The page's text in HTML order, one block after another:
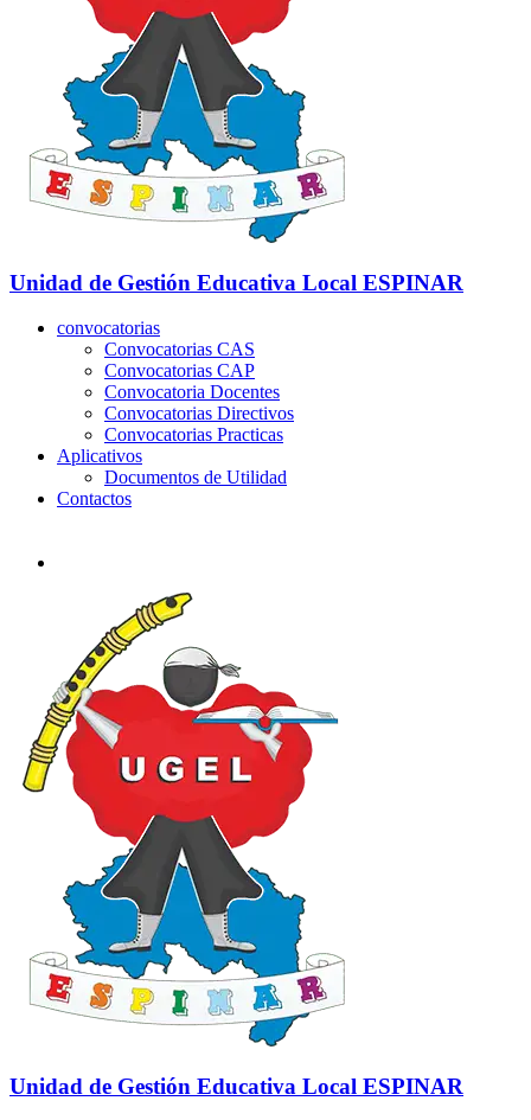
Unidad de Gestión Educativa Local ESPINAR
convocatorias
Convocatorias CAS
Convocatorias CAP
Convocatoria Docentes
Convocatorias Directivos
Convocatorias Practicas
Aplicativos
Documentos de Utilidad
Contactos
Unidad de Gestión Educativa Local ESPINAR